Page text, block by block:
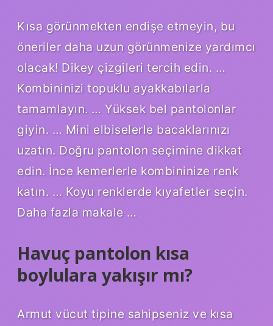
Kısa görünmekten endişe etmeyin, bu
öneriler daha uzun görünmenize yardımcı
olacak! Dikey çizgileri tercih edin. …
Kombininizi topuklu ayakkabılarla
tamamlayın. … Yüksek bel pantolonlar
giyin. … Mini elbiselerle bacaklarınızı
uzatın. Doğru pantolon seçimine dikkat
edin. İnce kemerlerle kombininize renk
katın. … Koyu renklerde kıyafetler seçin.
Daha fazla makale …
Havuç pantolon kısa
boylulara yakışır mı?
Armut vücut tipine sahipseniz ve kısa